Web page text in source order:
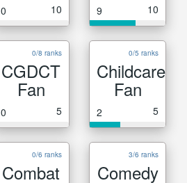
0 10 9 10
0/8 ranks
CGDCT
Fan
0 5
0/5 ranks
Childcare
Fan
2 5
0/6 ranks
Combat
3/6 ranks
Comedy